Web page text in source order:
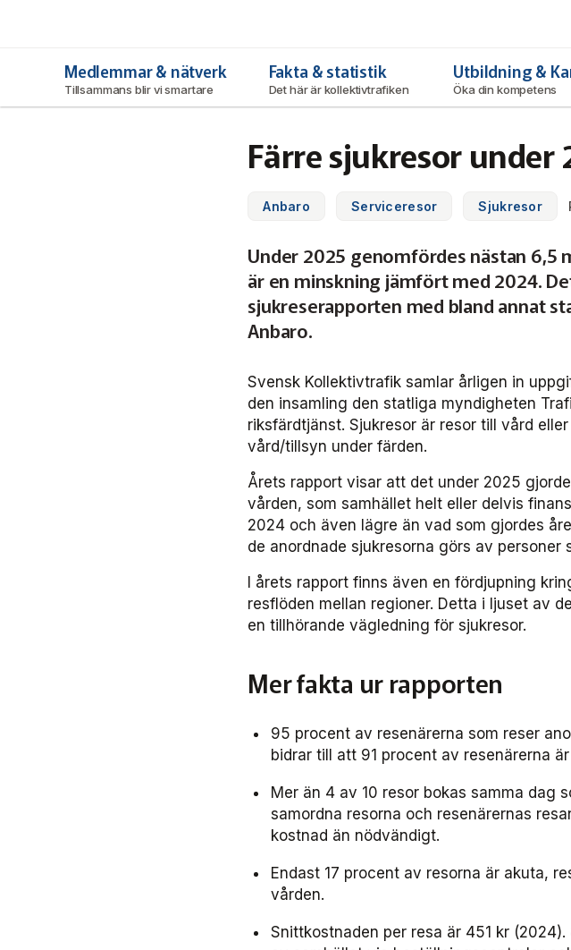
Medlemmar & nätverk
Tillsammans blir vi smartare
Fakta & statistik
Det här är kollektivtrafiken
Utbildning &
Öka din kompetens
Färre sjukresor under
Anbaro Serviceresor Sjukresor
Under 2025 genomfördes nästan 6,5
är en minskning jämfört med 2024.
sjukreserapporten med bland annat
Anbaro.
Svensk Kollektivtrafik samlar årligen in
den insamling den statliga myndigheten
riksfärdtjänst. Sjukresor är resor till vård
vård/tillsyn under färden.
Årets rapport visar att det under 2025
vården, som samhället helt eller delvis
2024 och även lägre än vad som gjordes
de anordnade sjukresorna görs av
I årets rapport finns även en fördjupning
resflöden mellan regioner. Detta i ljuset av
en tillhörande vägledning för sjukresor.
Mer fakta ur rapporten
95 procent av resenärerna som reser
bidrar till att 91 procent av resenärerna
Mer än 4 av 10 resor bokas samma dag
samordna resorna och resenärernas
kostnad än nödvändigt.
Endast 17 procent av resorna är akuta,
vården.
Snittkostnaden per resa är 451 kr